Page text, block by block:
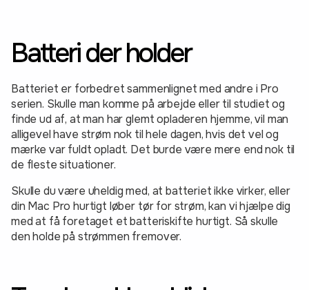
Batteri der holder
Batteriet er forbedret sammenlignet med andre i Pro
serien. Skulle man komme på arbejde eller til studiet og
finde ud af, at man har glemt opladeren hjemme, vil man
alligevel have strøm nok til hele dagen, hvis det vel og
mærke var fuldt opladt. Det burde være mere end nok til
de fleste situationer.
Skulle du være uheldig med, at batteriet ikke virker, eller
din Mac Pro hurtigt løber tør for strøm, kan vi hjælpe dig
med at få foretaget et batteriskifte hurtigt. Så skulle
den holde på strømmen fremover.